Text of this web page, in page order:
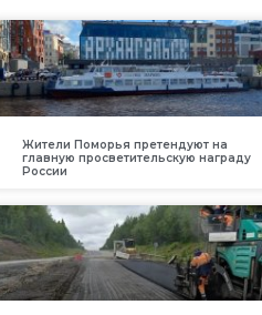
Жители Поморья претендуют на
главную просветительскую награду
России